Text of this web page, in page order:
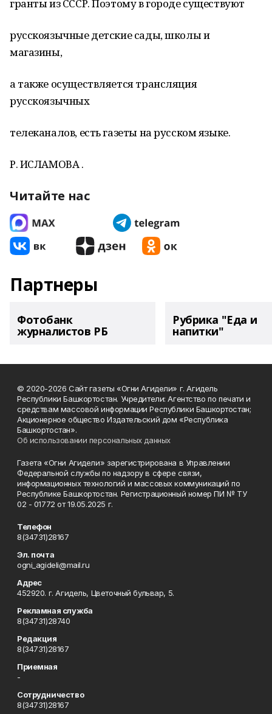
гранты из СССР. Поэтому в городе существуют
русскоязычные детские сады, школы и
магазины,
а также осуществляется трансляция
русскоязычных
телеканалов, есть газеты на русском языке.
Р. ИСЛАМОВА .
Читайте нас
Партнеры
Фотобанк
журналистов РБ
Рубрика "Еда и
напитки"
© 2020-2026 Сайт газеты «Огни Агидели» г. Агидель
Республики Башкортостан. Учредители: Агентство по печати и
средствам массовой информации Республики Башкортостан;
Акционерное общество Издательский дом «Республика
Башкортостан».
Об использовании персональных данных
Газета «Огни Агидели» зарегистрирована в Управлении
Федеральной службы по надзору в сфере связи,
информационных технологий и массовых коммуникаций по
Республике Башкортостан. Регистрационный номер ПИ № ТУ
02 - 01772 от 19.05.2025 г.
Телефон
8(34731)28167
Эл. почта
ogni_agideli@mail.ru
Адрес
452920. г. Агидель, Цветочный бульвар, 5.
Рекламная служба
8(34731)28740
Редакция
8(34731)28167
Приемная
-
Сотрудничество
8(34731)28167